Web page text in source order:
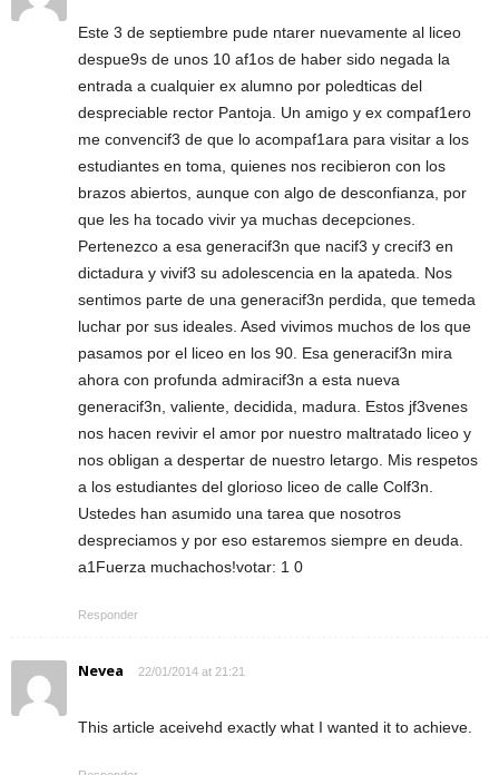
Este 3 de septiembre pude ntarer nuevamente al liceo
despue9s de unos 10 af1os de haber sido negada la
entrada a cualquier ex alumno por poledticas del
despreciable rector Pantoja. Un amigo y ex compaf1ero
me convencif3 de que lo acompaf1ara para visitar a los
estudiantes en toma, quienes nos recibieron con los
brazos abiertos, aunque con algo de desconfianza, por
que les ha tocado vivir ya muchas decepciones.
Pertenezco a esa generacif3n que nacif3 y crecif3 en
dictadura y vivif3 su adolescencia en la apateda. Nos
sentimos parte de una generacif3n perdida, que temeda
luchar por sus ideales. Ased vivimos muchos de los que
pasamos por el liceo en los 90. Esa generacif3n mira
ahora con profunda admiracif3n a esta nueva
generacif3n, valiente, decidida, madura. Estos jf3venes
nos hacen revivir el amor por nuestro maltratado liceo y
nos obligan a despertar de nuestro letargo. Mis respetos
a los estudiantes del glorioso liceo de calle Colf3n.
Ustedes han asumido una tarea que nosotros
despreciamos y por eso estaremos siempre en deuda.
a1Fuerza muchachos!votar: 1 0
Responder
Nevea 22/01/2014 at 21:21
This article aceivehd exactly what I wanted it to achieve.